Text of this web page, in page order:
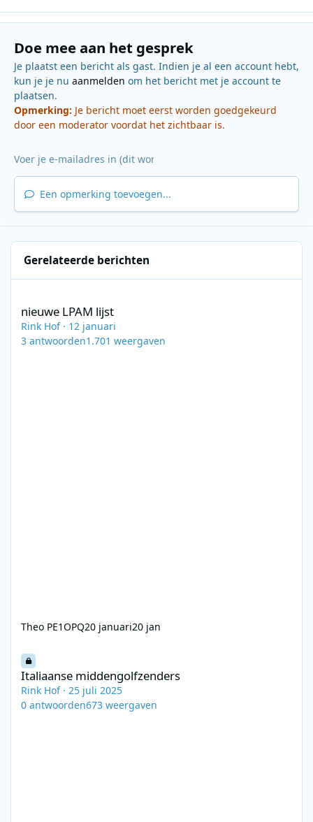
Doe mee aan het gesprek
Je plaatst een bericht als gast. Indien je al een account hebt,
kun je je nu aanmelden om het bericht met je account te
plaatsen.
Opmerking: Je bericht moet eerst worden goedgekeurd
door een moderator voordat het zichtbaar is.
Een opmerking toevoegen...
Gerelateerde berichten
nieuwe LPAM lijst
Rink Hof· 12 januari
3 antwoorden1.701 weergaven
Theo PE1OPQ20 januari20 jan
Italiaanse middengolfzenders
Italiaanse middengolfzenders
Rink Hof· 25 juli 2025
0 antwoorden673 weergaven